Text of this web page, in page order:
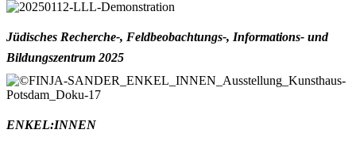
Jüdisches Recherche-, Feldbeobachtungs-, Informations- und
Bildungszentrum 2025
ENKEL:INNEN